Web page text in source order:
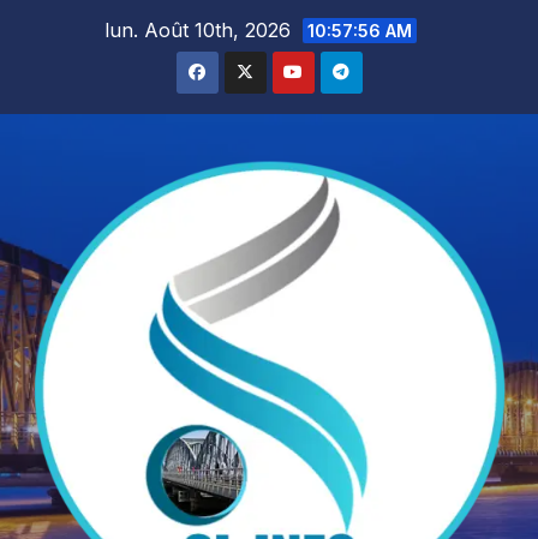
lun. Août 10th, 2026 10:57:58 AM